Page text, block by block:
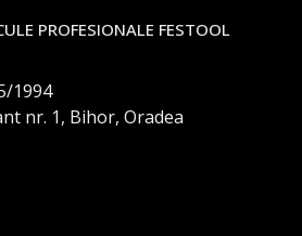
PROFESIONALE FESTOOL
1994
nr. 1, Bihor, Oradea